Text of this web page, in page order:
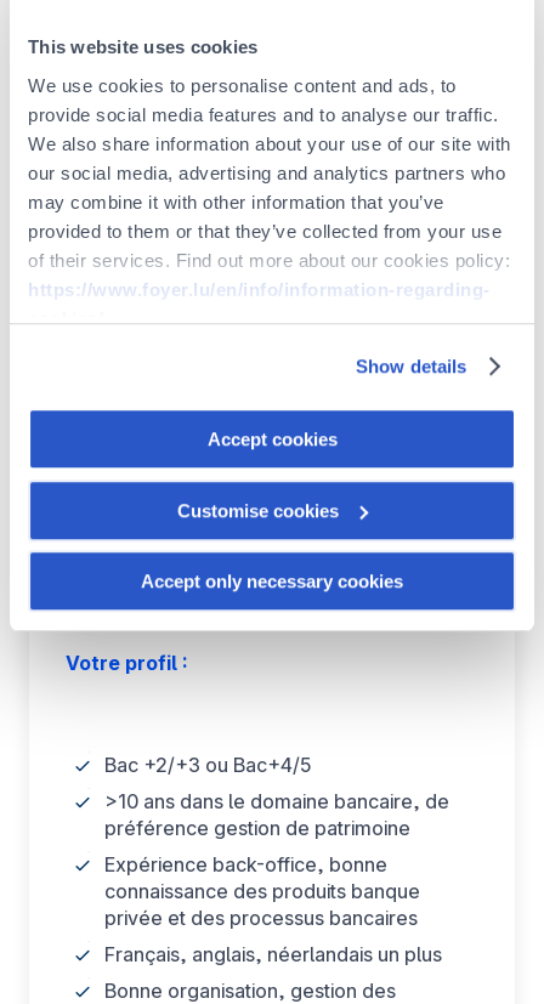
This website uses cookies
We use cookies to personalise content and ads, to
provide social media features and to analyse our traffic.
We also share information about your use of our site with
our social media, advertising and analytics partners who
may combine it with other information that you’ve
provided to them or that they’ve collected from your use
of their services. Find out more about our cookies policy:
https://www.foyer.lu/en/info/information-regarding-
cookies/
You can withdraw your consent at any time by clicking on
the "Cookies management" link at the bottom of the page.
Some of these cookies are strictly necessary for the
deactivate the cookies used here, certain functions or
parts of this website may no longer be normally
accessible. Others are used to:
Improve your user experience, by personalising your
Measure audience by tracking the number of visitors and
their performance. To share information with the social
on an external site.
Show details
Accept cookies
Customise cookies
Accept only necessary cookies
Contrôles, conformité et amélioration
continue :
Mise en œuvre et respect des
procédures de contrôle interne.
Contribution à la formalisation et à
l’actualisation des procédures
Backoffice.
processus impactant l'activité.
l’implémentation des évolutions
réglementaires impactant l’activité
Backoffice.
Être force de proposition pour les
évolutions et l'amélioration des
services.
Votre profil :
Bac +2/+3 ou Bac+4/5
>10 ans dans le domaine bancaire, de
préférence gestion de patrimoine
Expérience back-office, bonne
connaissance des produits banque
privée et des processus bancaires
Français, anglais, néerlandais un plus
Bonne organisation, gestion des